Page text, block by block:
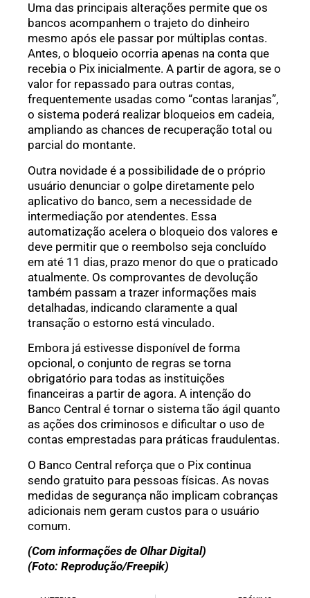
Uma das principais alterações permite que os
bancos acompanhem o trajeto do dinheiro
mesmo após ele passar por múltiplas contas.
Antes, o bloqueio ocorria apenas na conta que
recebia o Pix inicialmente. A partir de agora, se o
valor for repassado para outras contas,
frequentemente usadas como “contas laranjas”,
o sistema poderá realizar bloqueios em cadeia,
ampliando as chances de recuperação total ou
parcial do montante.
Outra novidade é a possibilidade de o próprio
usuário denunciar o golpe diretamente pelo
aplicativo do banco, sem a necessidade de
intermediação por atendentes. Essa
automatização acelera o bloqueio dos valores e
deve permitir que o reembolso seja concluído
em até 11 dias, prazo menor do que o praticado
atualmente. Os comprovantes de devolução
também passam a trazer informações mais
detalhadas, indicando claramente a qual
transação o estorno está vinculado.
Embora já estivesse disponível de forma
opcional, o conjunto de regras se torna
obrigatório para todas as instituições
financeiras a partir de agora. A intenção do
Banco Central é tornar o sistema tão ágil quanto
as ações dos criminosos e dificultar o uso de
contas emprestadas para práticas fraudulentas.
O Banco Central reforça que o Pix continua
sendo gratuito para pessoas físicas. As novas
medidas de segurança não implicam cobranças
adicionais nem geram custos para o usuário
comum.
(Com informações de Olhar Digital)
(Foto: Reprodução/Freepik)